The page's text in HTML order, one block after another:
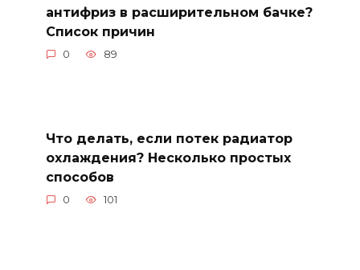
антифриз в расширительном бачке?
Список причин
0 89
Что делать, если потек радиатор
охлаждения? Несколько простых
способов
0 101